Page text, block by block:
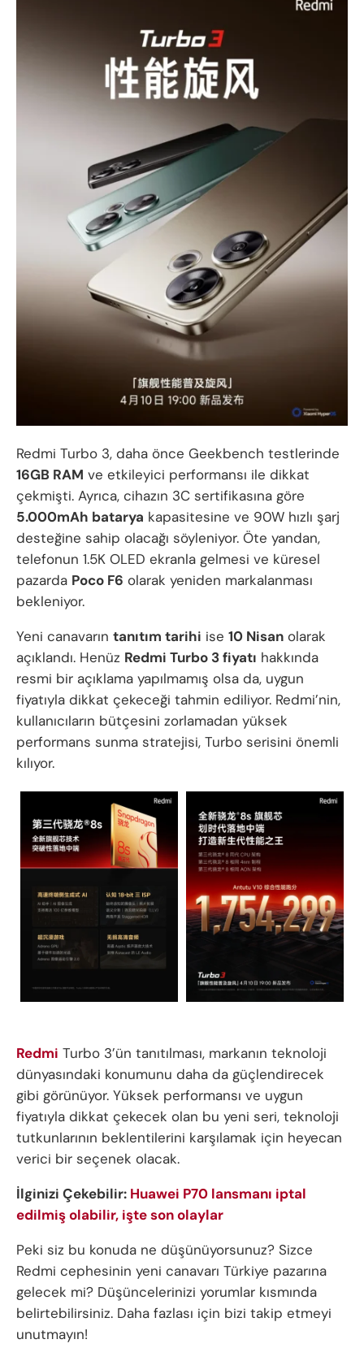
Redmi Turbo 3, daha önce Geekbench testlerinde
16GB RAM ve etkileyici performansı ile dikkat
çekmişti. Ayrıca, cihazın 3C sertifikasına göre
5.000mAh batarya kapasitesine ve 90W hızlı şarj
desteğine sahip olacağı söyleniyor. Öte yandan,
telefonun 1.5K OLED ekranla gelmesi ve küresel
pazarda Poco F6 olarak yeniden markalanması
bekleniyor.
Yeni canavarın tanıtım tarihi ise 10 Nisan olarak
açıklandı. Henüz Redmi Turbo 3 fiyatı hakkında
resmi bir açıklama yapılmamış olsa da, uygun
fiyatıyla dikkat çekeceği tahmin ediliyor. Redmi’nin,
kullanıcıların bütçesini zorlamadan yüksek
performans sunma stratejisi, Turbo serisini önemli
kılıyor.
Redmi Turbo 3’ün tanıtılması, markanın teknoloji
dünyasındaki konumunu daha da güçlendirecek
gibi görünüyor. Yüksek performansı ve uygun
fiyatıyla dikkat çekecek olan bu yeni seri, teknoloji
tutkunlarının beklentilerini karşılamak için heyecan
verici bir seçenek olacak.
İlginizi Çekebilir: Huawei P70 lansmanı iptal
edilmiş olabilir, işte son olaylar
Peki siz bu konuda ne düşünüyorsunuz? Sizce
Redmi cephesinin yeni canavarı Türkiye pazarına
gelecek mi? Düşüncelerinizi yorumlar kısmında
belirtebilirsiniz. Daha fazlası için bizi takip etmeyi
unutmayın!